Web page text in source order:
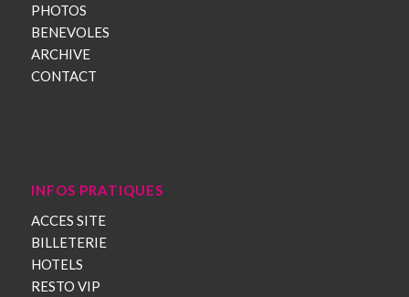
PHOTOS
BENEVOLES
ARCHIVE
CONTACT
INFOS PRATIQUES
ACCES SITE
BILLETERIE
HOTELS
RESTO VIP